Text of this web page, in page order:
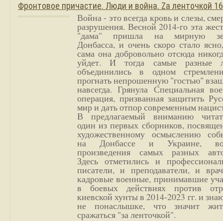
Фронтовое причастие. Люди и война. Zа ленточкой
Война - это всегда кровь и слезы,
разрушения. Весной 2014-го эта
"дама" пришла на мирную
Донбасса, и очень скоро стало
сама она добровольно отсюда
уйдет. И тогда самые разные
объединились в одном
прогнать непрошенную "гостью"
навсегда. Грянула Специальная
операция, призванная защитить
мир и дать отпор современным
В предлагаемый вниманию
один из первых сборников,
художественному осмыслению
на Донбассе и Украине,
произведения самых разных
Здесь отметились и
писатели, и преподаватели, и
кадровые военные, принимавшие
в боевых действиях против
киевской хунты в 2014-2023 гг. и
не понаслышке, что значит
сражаться "за ленточкой".